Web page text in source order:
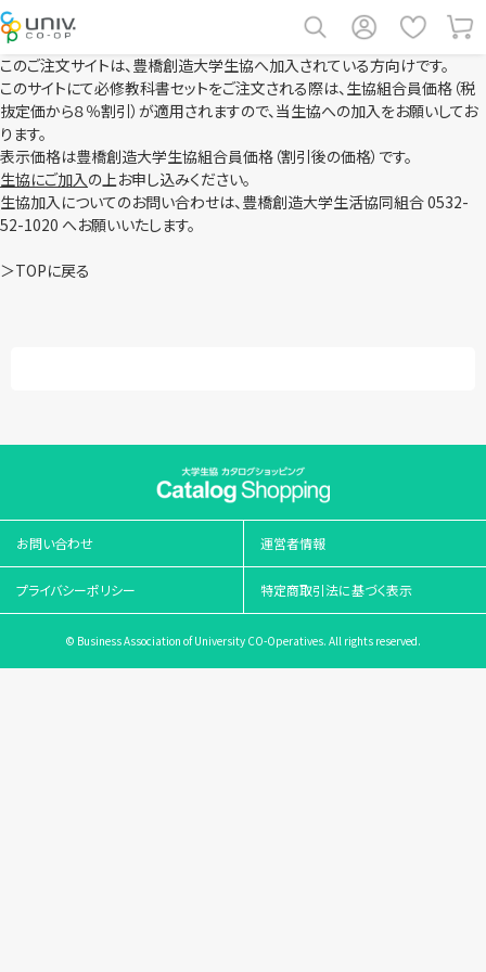
このご注文サイトは、豊橋創造大学生協へ加入されている方向けです。
このサイトにて必修教科書セットをご注文される際は、生協組合員価格（税
抜定価から８％割引）が適用されますので、当生協への加入をお願いしてお
ります。
表示価格は豊橋創造大学生協組合員価格（割引後の価格）です。
生協にご加入の上お申し込みください。
生協加入についてのお問い合わせは、豊橋創造大学生活協同組合 0532-
52-1020 へお願いいたします。
＞TOPに戻る
お問い合わせ 運営者情報
プライバシーポリシー 特定商取引法に基づく表示
© Business Association of University CO-Operatives. All rights reserved.